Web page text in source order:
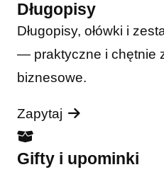
Długopisy
Długopisy, ołówki i
— praktyczne i chętnie
biznesowe.
Zapytaj
Gifty i upominki